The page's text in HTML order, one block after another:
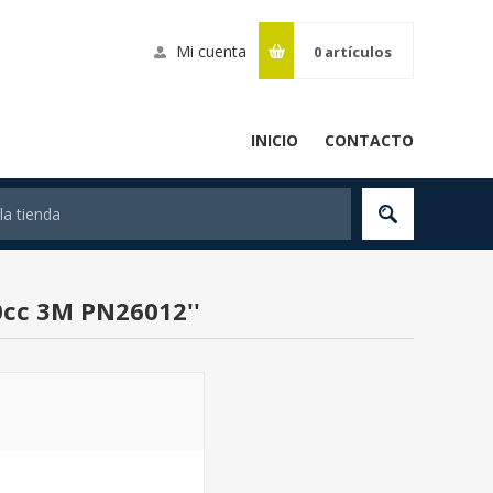
Mi cuenta 0 artículos
INICIO CONTACTO
3M PN26012